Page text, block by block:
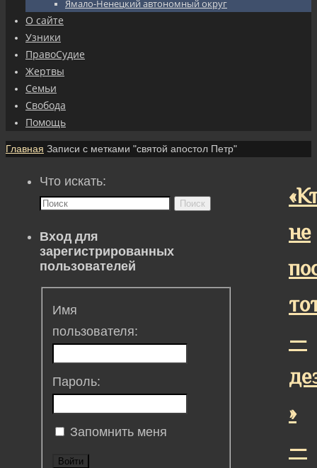
Ямало-Ненецкий автономный округ
О сайте
Узники
ПравоСудие
Жертвы
Семьи
Свобода
Помощь
Главная Записи с метками "святой апостол Петр"
не
—
»
—
Что искать:
Поиск
Вход для
зарегистрированных
пользователей
Имя
пользователя:
Пароль:
Запомнить меня
Войти